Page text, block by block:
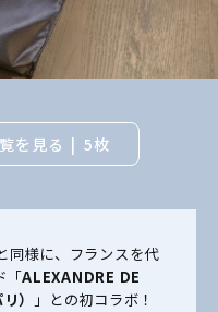
を見る 5枚
様に、フランスを代
「ALEXANDRE DE
）
」との初コラボ！